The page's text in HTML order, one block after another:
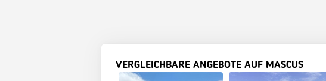
VERGLEICHBARE ANGEBOTE AUF MASCUS